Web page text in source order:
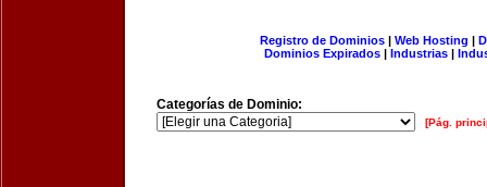
Registro de Dominios| Web Hosting |
Dominios Expirados | Industrias |
Categorías de Dominio:
[Pág.